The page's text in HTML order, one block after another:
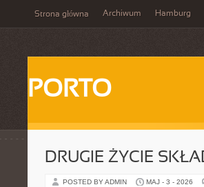
Strona główna Archiwum Hamburg
PORTO
DRUGIE ŻYCIE
POSTED BY ADMIN MAJ - 3 - 2026